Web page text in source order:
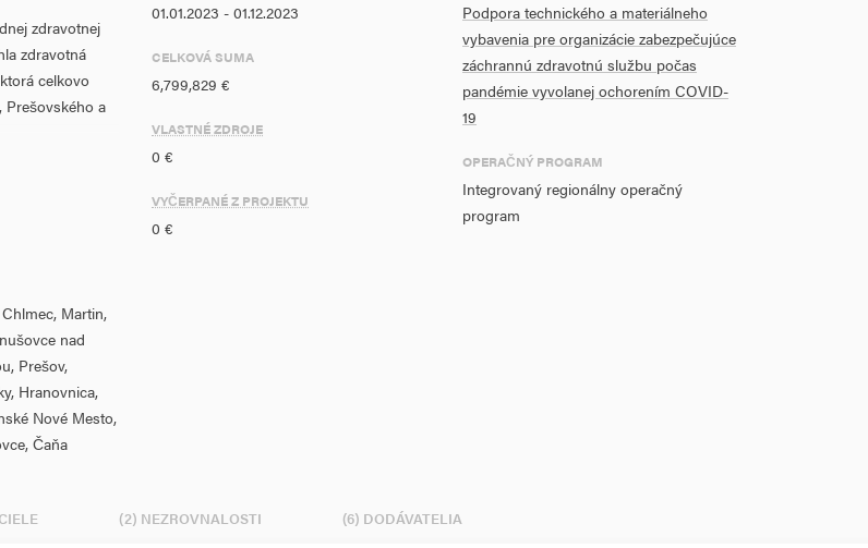
zdravotnej
zdravotná
celkovo
Prešovského a
Košického,
- Miesto
spôsobenou
na prístrojové
Martin,
nad
Prešov,
Hranovnica,
Nové Mesto,
Čaňa
01.01.2023 - 01.12.2023
CELKOVÁ SUMA
6,799,829 €
VLASTNÉ ZDROJE
0 €
VYČERPANÉ Z PROJEKTU
0 €
Podpora technického a materiálneho
vybavenia pre organizácie zabezpečujúce
záchrannú zdravotnú službu počas
pandémie vyvolanej ochorením COVID-
19
OPERAČNÝ PROGRAM
Integrovaný regionálny operačný
program
(2) NEZROVNALOSTI (6) DODÁVATELIA